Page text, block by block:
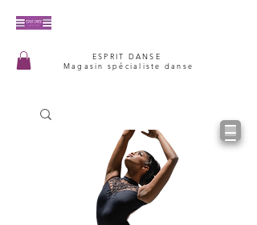
ESPRIT DANSE
Magasin spécialiste danse